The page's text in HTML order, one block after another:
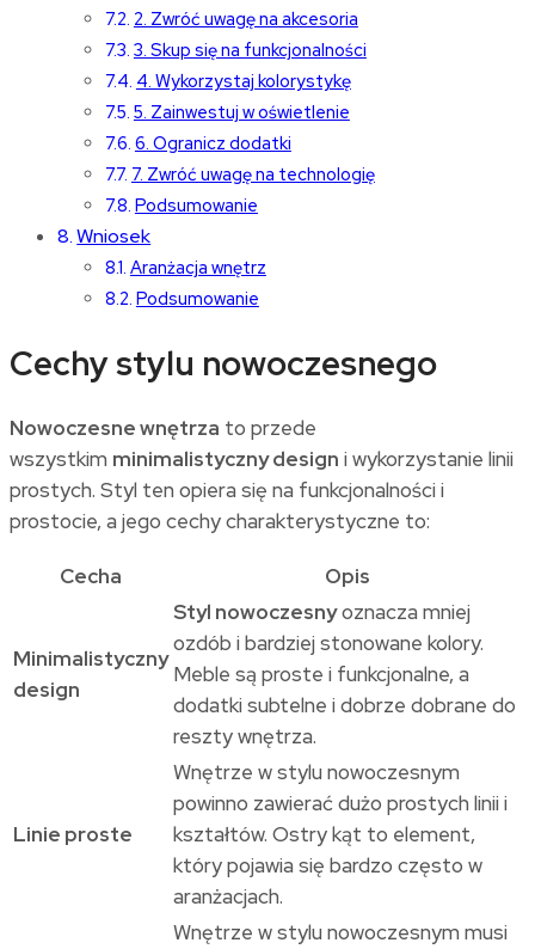
2. Zwróć uwagę na akcesoria
3. Skup się na funkcjonalności
4. Wykorzystaj kolorystykę
5. Zainwestuj w oświetlenie
6. Ogranicz dodatki
7. Zwróć uwagę na technologię
Podsumowanie
Wniosek
Aranżacja wnętrz
Podsumowanie
Cechy stylu nowoczesnego
Nowoczesne wnętrza to przede
wszystkim minimalistyczny design i wykorzystanie linii
prostych. Styl ten opiera się na funkcjonalności i
prostocie, a jego cechy charakterystyczne to:
Cecha Opis
Minimalistyczny
design
Styl nowoczesnyoznacza mniej
ozdób i bardziej stonowane kolory.
Meble są proste i funkcjonalne, a
dodatki subtelne i dobrze dobrane do
reszty wnętrza.
Linie proste
Wnętrze w stylu nowoczesnym
powinno zawierać dużo prostych linii i
kształtów. Ostry kąt to element,
który pojawia się bardzo często w
aranżacjach.
Wnętrze w stylu nowoczesnym musi